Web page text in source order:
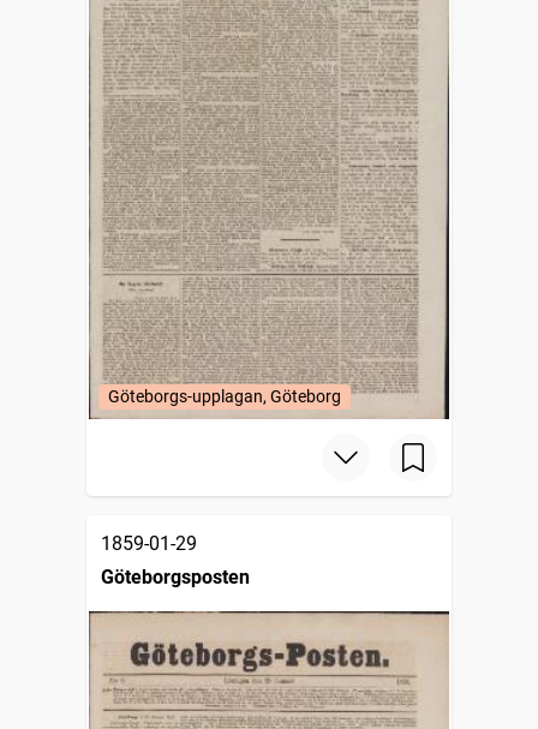
Göteborgs-upplagan, Göteborg
1859-01-29
Göteborgsposten